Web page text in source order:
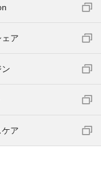
ア
ア